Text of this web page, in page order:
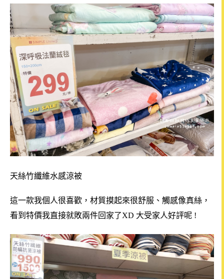
天絲竹纖維水感涼被
這一款我個人很喜歡，材質摸起來很舒服、觸感像真絲，
看到特價我直接就敗兩件回家了XD 大受家人好評呢 !